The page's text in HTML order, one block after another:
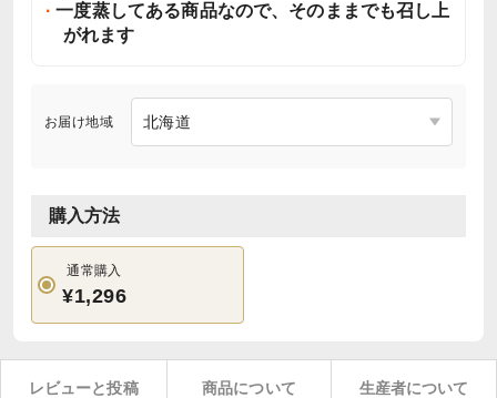
一度蒸してある商品なので、そのままでも召し上
がれます
お届け地域
購入方法
通常購入
¥1,296
レビューと投稿 商品について 生産者について